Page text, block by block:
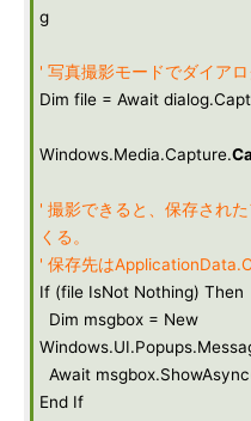
g
' 写真撮影モードでダイア
Dim file = Await
Windows.Media.Capture.
' 撮影できると、保存され
くる。
' 保存先は
If (file IsNot Nothing) Then
Dim msgbox = New
Await
End If